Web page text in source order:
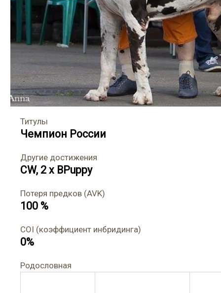
Титулы
Чемпион России
Другие достижения
CW, 2 x BPuppy
Потеря предков (AVK)
100 %
COI (коэффициент инбридинга)
0%
Родословная